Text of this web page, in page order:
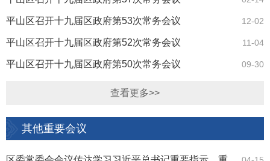
12-02
平山区召开十九届区政府第53次常务会议
11-04
平山区召开十九届区政府第52次常务会议
09-30
平山区召开十九届区政府第50次常务会议
查看更多>>
其他重要会议